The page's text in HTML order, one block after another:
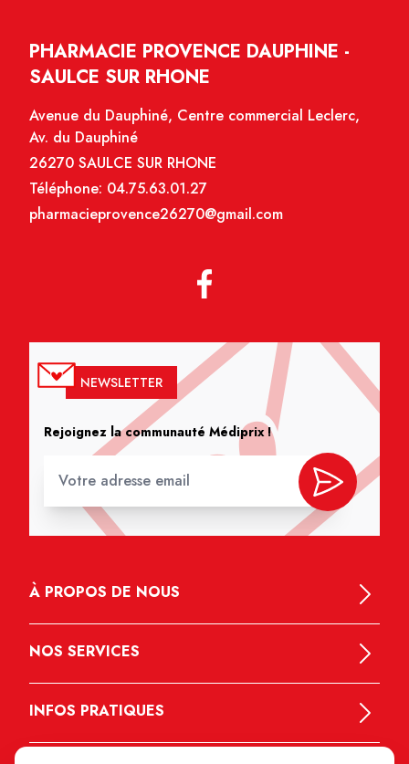
PHARMACIE PROVENCE DAUPHINE -
SAULCE SUR RHONE
Avenue du Dauphiné, Centre commercial Leclerc,
Av. du Dauphiné
26270 SAULCE SUR RHONE
Téléphone: 04.75.63.01.27
pharmacieprovence26270@gmail.com
NEWSLETTER
Rejoignez la communauté Médiprix !
À PROPOS DE NOUS
NOS SERVICES
INFOS PRATIQUES